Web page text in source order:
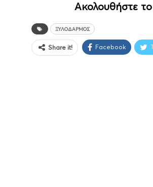
Ακολουθήστε
ΞΥΛΟΔΑΡΜΌΣ
Share it! Facebook